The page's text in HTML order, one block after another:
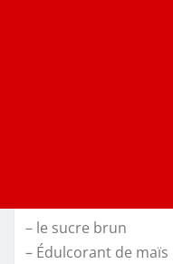
– le sucre brun
– Édulcorant de maïs